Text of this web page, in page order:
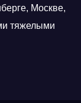
Москве,
тяжелыми